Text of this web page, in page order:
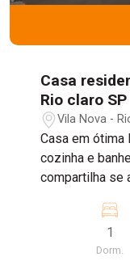
Casa
Rio claro SP
Vila Nova -
Casa em ótima
cozinha e
compartilha se a entrada.
1
Dorm.